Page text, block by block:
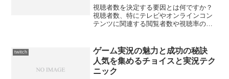
維持の秘訣
視聴者数を決定する要因とは何ですか？
視聴者数、特にテレビやオンラインコン
テンツに関連する閲覧者数や視聴率の計
コンテンツの成功や収益性を計る基準と
なり、テレビ局やコンテン...
twitch
ゲーム実況の魅力と成功の秘訣
人気を集めるチョイスと実況テク
ニック